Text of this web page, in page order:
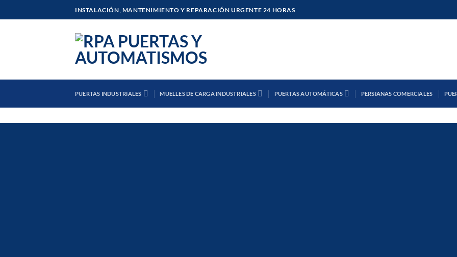
al
INSTALACIÓN, MANTENIMIENTO Y REPARACIÓN URGENTE 24 HORAS
PUERTAS INDUSTRIALES MUELLES DE CARGA INDUSTRIALES PUERTAS AUTOMÁTICAS PERSIANAS COMERCIALES